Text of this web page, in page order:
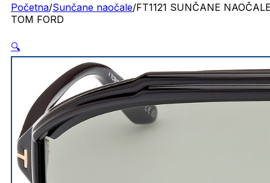
Početna/Sunčane naočale/FT1121 SUNČANE
TOM FORD
🔍